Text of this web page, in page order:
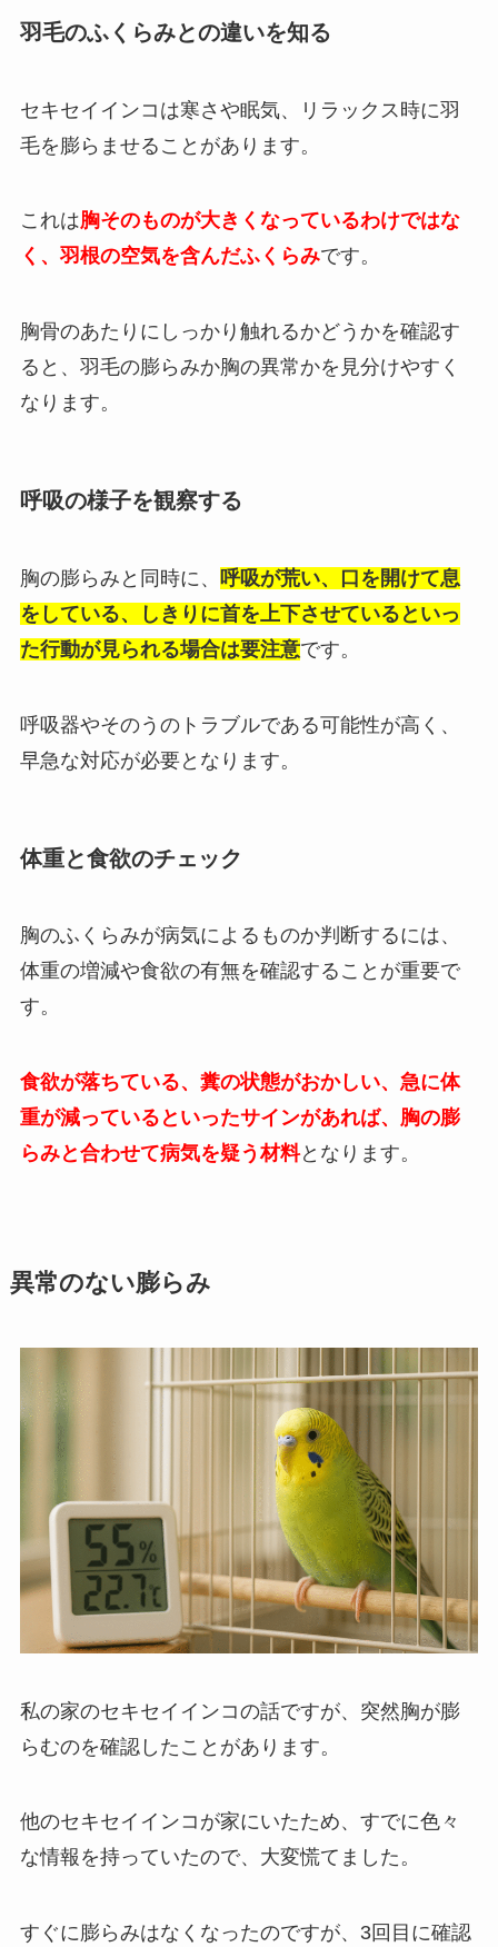
羽毛のふくらみとの違いを知る
セキセイインコは寒さや眠気、リラックス時に羽
毛を膨らませることがあります。
これは胸そのものが大きくなっているわけではな
く、羽根の空気を含んだふくらみです。
胸骨のあたりにしっかり触れるかどうかを確認す
ると、羽毛の膨らみか胸の異常かを見分けやすく
なります。
呼吸の様子を観察する
胸の膨らみと同時に、
呼吸が荒い、口を開けて息
をしている、しきりに首を上下させているといっ
た行動が見られる場合は要注意です。
呼吸器やそのうのトラブルである可能性が高く、
早急な対応が必要となります。
体重と食欲のチェック
胸のふくらみが病気によるものか判断するには、
体重の増減や食欲の有無を確認することが重要で
す。
食欲が落ちている、糞の状態がおかしい、急に体
重が減っているといったサインがあれば、胸の膨
らみと合わせて病気を疑う材料となります。
異常のない膨らみ
私の家のセキセイインコの話ですが、突然胸が膨
らむのを確認したことがあります。
他のセキセイインコが家にいたため、すでに色々
な情報を持っていたので、大変慌てました。
すぐに膨らみはなくなったのですが、3回目に確認